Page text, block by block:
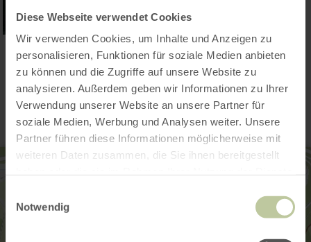
Diese Webseite verwendet Cookies
Wir verwenden Cookies, um Inhalte und Anzeigen zu
personalisieren, Funktionen für soziale Medien anbieten
zu können und die Zugriffe auf unsere Website zu
analysieren. Außerdem geben wir Informationen zu Ihrer
Verwendung unserer Website an unsere Partner für
soziale Medien, Werbung und Analysen weiter. Unsere
Partner führen diese Informationen möglicherweise mit
weiteren Daten zusammen, die Sie ihnen bereitgestellt
Notwendig
Kontakt